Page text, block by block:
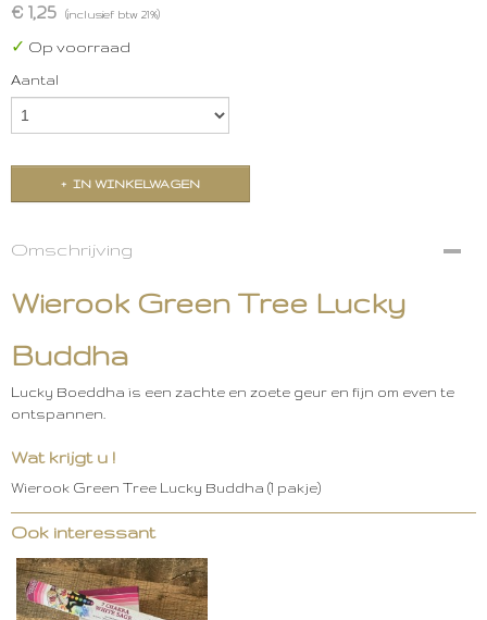
€ 1,25 (inclusief btw 21%)
✓ Op voorraad
Aantal
IN WINKELWAGEN
Omschrijving
Wierook Green Tree Lucky
Buddha
Lucky Boeddha is een zachte en zoete geur en fijn om even te
ontspannen.
Wat krijgt u !
Wierook Green Tree Lucky Buddha (1 pakje)
Ook interessant